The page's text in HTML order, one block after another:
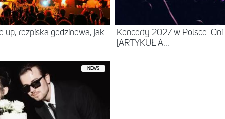
up, rozpiska godzinowa, jak
Koncerty 2027 w Polsce.
[ARTYKUŁ A...
NEWS